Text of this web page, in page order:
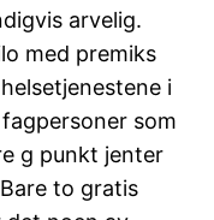
arvelig.
med premiks
i
som
g punkt jenter
to gratis